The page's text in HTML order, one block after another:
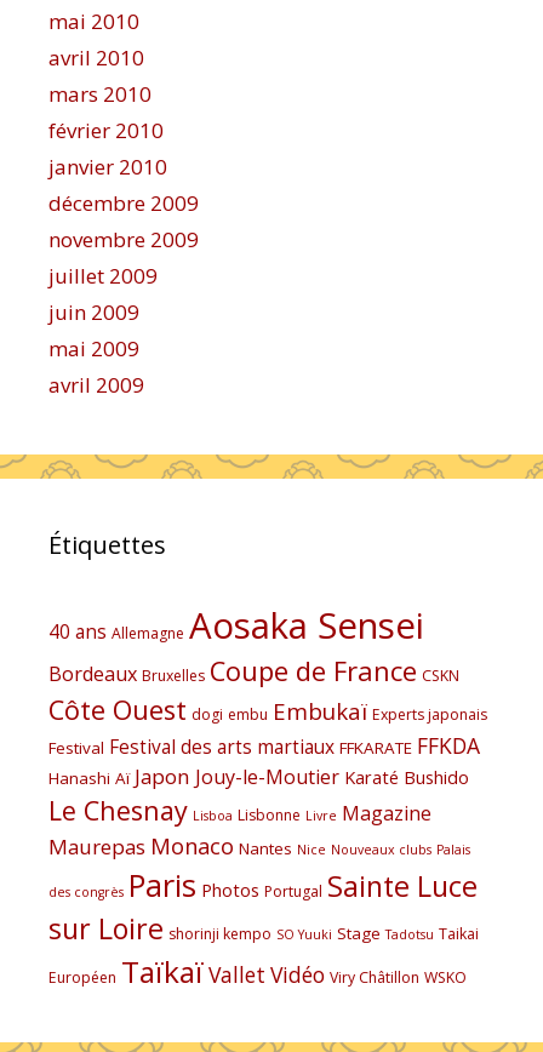
mai 2010
avril 2010
mars 2010
février 2010
janvier 2010
décembre 2009
novembre 2009
juillet 2009
juin 2009
mai 2009
avril 2009
Étiquettes
40 ans Allemagne Aosaka Sensei
Bordeaux Bruxelles Coupe de France CSKN
Côte Ouest dogi embu Embukaï Experts japonais
Festival Festival des arts martiaux FFKARATE FFKDA
Hanashi Aï Japon Jouy-le-Moutier Karaté Bushido
Le Chesnay Lisboa Lisbonne Livre Magazine
Maurepas Monaco Nantes Nice Nouveaux clubs Palais
des congrès Paris Photos Portugal Sainte Luce
sur Loire shorinji kempo SO Yuuki Stage Tadotsu Taikai
Européen TaïkaïVallet Vidéo Viry Châtillon WSKO